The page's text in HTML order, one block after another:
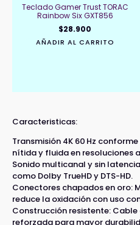
Teclado Gamer Trust TORAC
Rainbow Six GXT856
$28.900
AÑADIR AL CARRITO
Caracteristicas:
Transmisión 4K 60 Hz
nítida y fluida en resoluciones
Sonido multicanal y sin
como Dolby TrueHD y DTS-HD.
Conectores chapados en oro:
reduce la oxidación con uso
Construcción resistente: Cable
reforzada para mayor